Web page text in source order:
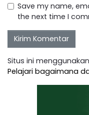
Save my name,
the next time I
Situs ini
Pelajari bagaimana